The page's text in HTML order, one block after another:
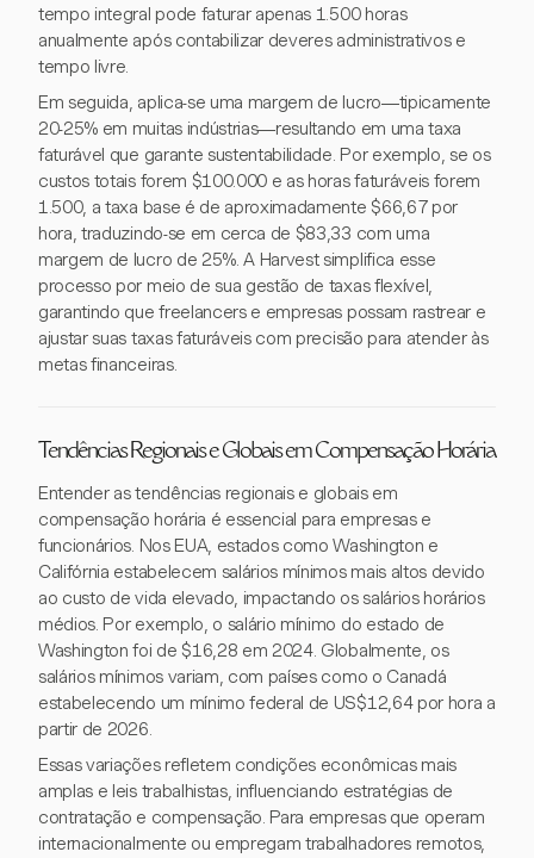
tempo integral pode faturar apenas 1.500 horas
anualmente após contabilizar deveres administrativos e
tempo livre.
Em seguida, aplica-se uma margem de lucro—tipicamente
20-25% em muitas indústrias—resultando em uma taxa
faturável que garante sustentabilidade. Por exemplo, se os
custos totais forem $100.000 e as horas faturáveis forem
1.500, a taxa base é de aproximadamente $66,67 por
hora, traduzindo-se em cerca de $83,33 com uma
margem de lucro de 25%. A Harvest simplifica esse
processo por meio de sua gestão de taxas flexível,
garantindo que freelancers e empresas possam rastrear e
ajustar suas taxas faturáveis com precisão para atender às
metas financeiras.
Tendências Regionais e Globais em Compensação Horária
Entender as tendências regionais e globais em
compensação horária é essencial para empresas e
funcionários. Nos EUA, estados como Washington e
Califórnia estabelecem salários mínimos mais altos devido
ao custo de vida elevado, impactando os salários horários
médios. Por exemplo, o salário mínimo do estado de
Washington foi de $16,28 em 2024. Globalmente, os
salários mínimos variam, com países como o Canadá
estabelecendo um mínimo federal de US$12,64 por hora a
partir de 2026.
Essas variações refletem condições econômicas mais
amplas e leis trabalhistas, influenciando estratégias de
contratação e compensação. Para empresas que operam
internacionalmente ou empregam trabalhadores remotos,